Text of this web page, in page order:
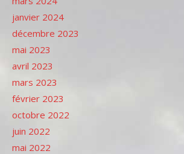
janvier 2024
décembre 2023
mai 2023
avril 2023
mars 2023
février 2023
octobre 2022
juin 2022
mai 2022